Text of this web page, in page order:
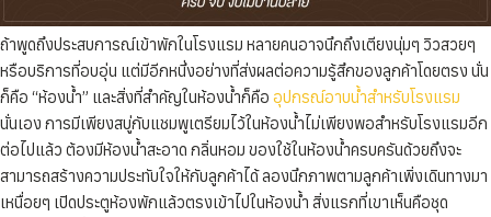
ถ้าพูดถึงประสบการณ์เข้าพักในโรงแรม หลายคนอาจนึกถึงเตียงนุ่มๆ วิวสวยๆ
หรือบริการที่อบอุ่น แต่มีอีกหนึ่งอย่างที่ส่งผลต่อความรู้สึกของลูกค้าโดยตรง นั่น
ก็คือ “ห้องน้ำ” และสิ่งที่สำคัญในห้องน้ำก็คือ อุปกรณ์อาบน้ำสำหรับโรงแรม
นั่นเอง การมีเพียงสบู่กับแชมพูเตรียมไว้ในห้องน้ำไม่เพียงพอสำหรับโรงแรมอีก
ต่อไปแล้ว ต้องมีห้องน้ำสะอาด กลิ่นหอม ของใช้ในห้องน้ำครบครันด้วยถึงจะ
สามารถสร้างความประทับใจให้กับลูกค้าได้ ลองนึกภาพตามลูกค้าเพิ่งเดินทางมา
เหนื่อยๆ เปิดประตูห้องพักแล้วตรงเข้าไปในห้องน้ำ สิ่งแรกที่เขาเห็นคือชุด